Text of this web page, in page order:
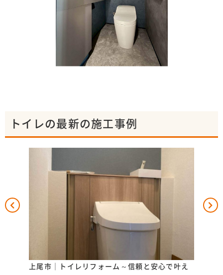
トイレの最新の施工事例
上尾市｜トイレリフォーム～信頼と安心で叶え